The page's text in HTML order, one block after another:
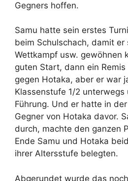
Gegners hoffen.
Samu hatte sein erstes
beim Schulschach, damit er
Wettkampf usw. gewöhnen
guten Start, dann ein
gegen Hotaka, aber er war
Klassenstufe 1/2
Führung. Und er hatte in
Gegner von Hotaka davor.
durch, machte den ganzen
Ende Samu und Hotaka
ihrer Altersstufe belegten.
Abgerundet wurde das